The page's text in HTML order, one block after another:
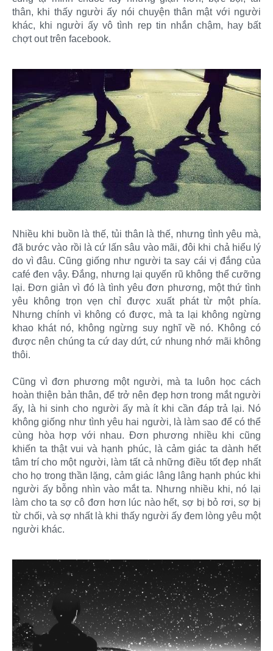
thân, khi thấy người ấy nói chuyện thân mật với người
khác, khi người ấy vô tình rep tin nhắn chậm, hay bất
chợt out trên facebook.
Nhiều khi buồn là thế, tủi thân là thế, nhưng tình yêu mà,
đã bước vào rồi là cứ lấn sâu vào mãi, đôi khi chả hiểu lý
do vì đâu. Cũng giống như người ta say cái vị đắng của
café đen vậy. Đắng, nhưng lại quyến rũ không thể cưỡng
lại. Đơn giản vì đó là tình yêu đơn phương, một thứ tình
yêu không trọn vẹn chỉ được xuất phát từ một phía.
Nhưng chính vì không có được, mà ta lại không ngừng
khao khát nó, không ngừng suy nghĩ về nó. Không có
được nên chúng ta cứ day dứt, cứ nhung nhớ mãi không
thôi.
Cũng vì đơn phương một người, mà ta luôn học cách
hoàn thiện bản thân, để trở nên đẹp hơn trong mắt người
ấy, là hi sinh cho người ấy mà ít khi cần đáp trả lại. Nó
không giống như tình yêu hai người, là làm sao để có thể
cùng hòa hợp với nhau. Đơn phương nhiều khi cũng
khiến ta thật vui và hạnh phúc, là cảm giác ta dành hết
tâm trí cho một người, làm tất cả những điều tốt đẹp nhất
cho họ trong thần lặng, cảm giác lâng lâng hạnh phúc khi
người ấy bỗng nhìn vào mắt ta. Nhưng nhiều khi, nó lại
làm cho ta sợ cô đơn hơn lúc nào hết, sợ bị bỏ rơi, sợ bị
từ chối, và sợ nhất là khi thấy người ấy đem lòng yêu một
người khác.